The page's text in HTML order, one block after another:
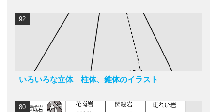
いろいろな立体 柱体、錐体のイラスト
92
80